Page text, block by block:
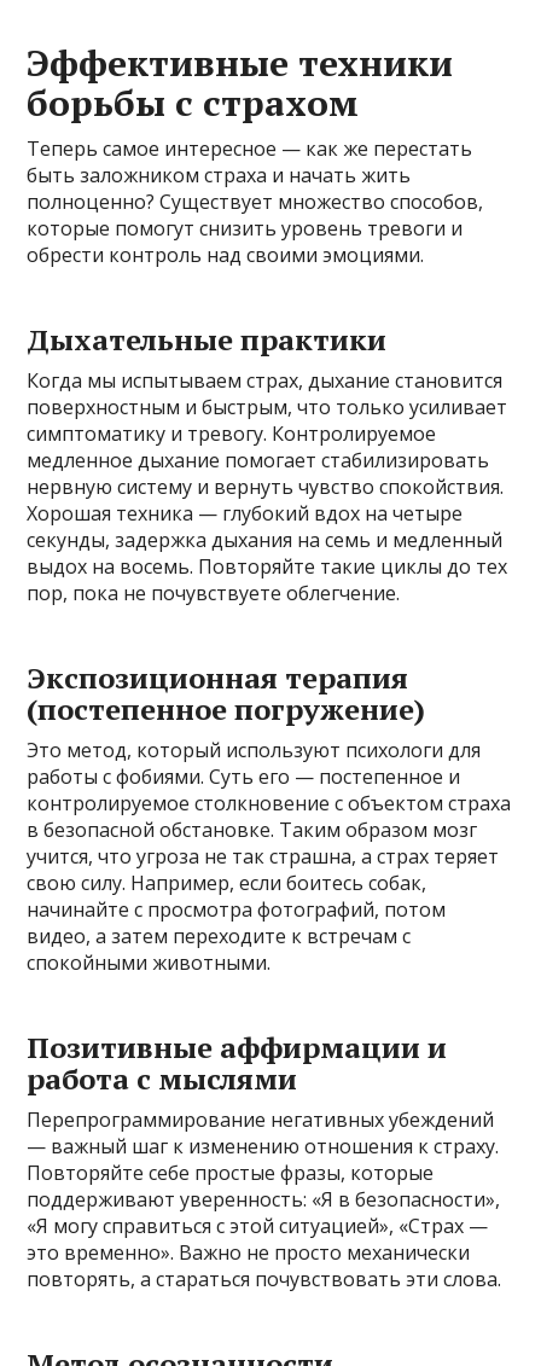
Эффективные техники
борьбы с страхом
Теперь самое интересное — как же перестать
быть заложником страха и начать жить
полноценно? Существует множество способов,
которые помогут снизить уровень тревоги и
обрести контроль над своими эмоциями.
Дыхательные практики
Когда мы испытываем страх, дыхание становится
поверхностным и быстрым, что только усиливает
симптоматику и тревогу. Контролируемое
медленное дыхание помогает стабилизировать
нервную систему и вернуть чувство спокойствия.
Хорошая техника — глубокий вдох на четыре
секунды, задержка дыхания на семь и медленный
выдох на восемь. Повторяйте такие циклы до тех
пор, пока не почувствуете облегчение.
Экспозиционная терапия
(постепенное погружение)
Это метод, который используют психологи для
работы с фобиями. Суть его — постепенное и
контролируемое столкновение с объектом страха
в безопасной обстановке. Таким образом мозг
учится, что угроза не так страшна, а страх теряет
свою силу. Например, если боитесь собак,
начинайте с просмотра фотографий, потом
видео, а затем переходите к встречам с
спокойными животными.
Позитивные аффирмации и
работа с мыслями
Перепрограммирование негативных убеждений
— важный шаг к изменению отношения к страху.
Повторяйте себе простые фразы, которые
поддерживают уверенность: «Я в безопасности»,
«Я могу справиться с этой ситуацией», «Страх —
это временно». Важно не просто механически
повторять, а стараться почувствовать эти слова.